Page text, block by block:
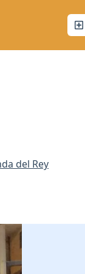
del Rey